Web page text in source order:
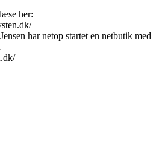
her:
har netop startet en netbutik med